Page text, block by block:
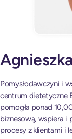
Pomysłodawczyni i
centrum dietetyczne
pomogła ponad
biznesową, wspiera
procesy z klientami i